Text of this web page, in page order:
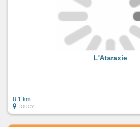
L'Ataraxie
8.1 km
TOUCY